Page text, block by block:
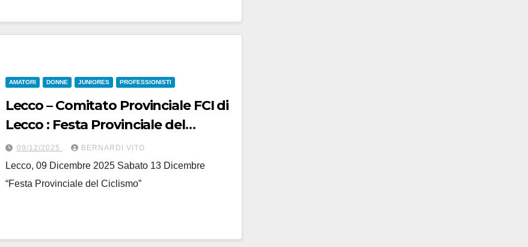
AMATORI DONNE JUNIORES PROFESSIONISTI
Lecco – Comitato Provinciale FCI di
Lecco : Festa Provinciale del
Ciclismo “Premio Emilio Cattaneo”
09/12/2025 BERNARDI VITO
Lecco, 09 Dicembre 2025 Sabato 13 Dicembre
“Festa Provinciale del Ciclismo”